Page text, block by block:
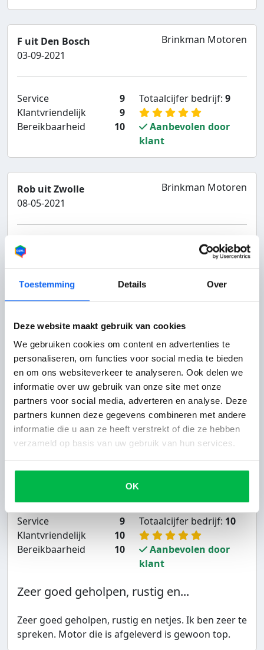
Toestemming Details Over
Deze website maakt gebruik van cookies
We gebruiken cookies om content en advertenties te
personaliseren, om functies voor social media te bieden
en om ons websiteverkeer te analyseren. Ook delen we
informatie over uw gebruik van onze site met onze
partners voor social media, adverteren en analyse. Deze
partners kunnen deze gegevens combineren met andere
informatie die u aan ze heeft verstrekt of die ze hebben
verzameld op basis van uw gebruik van hun services.
OK
F uit Den Bosch
03-09-2021
Brinkman Motoren
Service
9
Klantvriendelijk
9
Bereikbaarheid
10
Totaalcijfer bedrijf: 9
Aanbevolen door
klant
Rob uit Zwolle
08-05-2021
Brinkman Motoren
Service
Klantvriendelijk
Totaalcijfer bedrijf:7
klant
Mijn motor BMW ingeruild en andere BMW
gekocht bij Gerrie, zeer fijn zaken doen. Heldere
communicatie, goede prijs / Kwaliteit, doet wat hij
zegt. Kom hier zeker weer terug en kan Brinkman
motoren een ieder aanbevelen. Nu genieten van de
komende vele KM.
B uit Nw Schoonebeek
Brinkman Motoren
Service
9
Klantvriendelijk
10
Bereikbaarheid
10
Totaalcijfer bedrijf: 10
Aanbevolen door
klant
Zeer goed geholpen, rustig en...
Zeer goed geholpen, rustig en netjes. Ik ben zeer te
spreken. Motor die is afgeleverd is gewoon top.